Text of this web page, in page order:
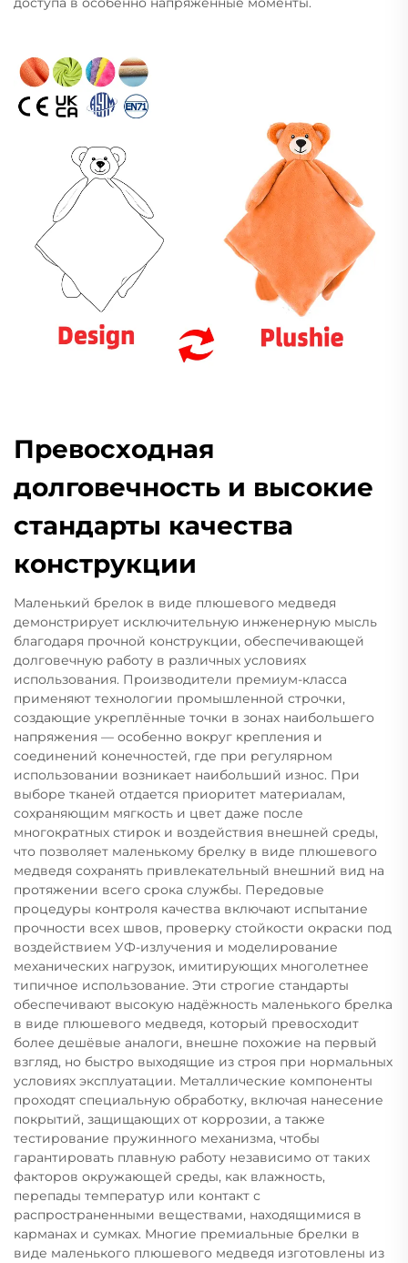
Превосходная
долговечность и высокие
стандарты качества
конструкции
Маленький брелок в виде плюшевого медведя
демонстрирует исключительную инженерную мысль
благодаря прочной конструкции, обеспечивающей
долговечную работу в различных условиях
использования. Производители премиум-класса
применяют технологии промышленной строчки,
создающие укреплённые точки в зонах наибольшего
напряжения — особенно вокруг крепления и
соединений конечностей, где при регулярном
использовании возникает наибольший износ. При
выборе тканей отдается приоритет материалам,
сохраняющим мягкость и цвет даже после
многократных стирок и воздействия внешней среды,
что позволяет маленькому брелку в виде плюшевого
медведя сохранять привлекательный внешний вид на
протяжении всего срока службы. Передовые
процедуры контроля качества включают испытание
прочности всех швов, проверку стойкости окраски под
воздействием УФ-излучения и моделирование
механических нагрузок, имитирующих многолетнее
типичное использование. Эти строгие стандарты
обеспечивают высокую надёжность маленького брелка
в виде плюшевого медведя, который превосходит
более дешёвые аналоги, внешне похожие на первый
взгляд, но быстро выходящие из строя при нормальных
условиях эксплуатации. Металлические компоненты
проходят специальную обработку, включая нанесение
покрытий, защищающих от коррозии, а также
тестирование пружинного механизма, чтобы
гарантировать плавную работу независимо от таких
факторов окружающей среды, как влажность,
перепады температур или контакт с
распространенными веществами, находящимися в
карманах и сумках. Многие премиальные брелки в
виде маленького плюшевого медведя изготовлены из